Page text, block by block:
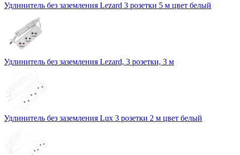
Удлинитель без заземления Lezard 3 розетки 5 м цвет белый
Удлинитель без заземления Lezard, 3 розетки, 3 м
Удлинитель без заземления Lux 3 розетки 2 м цвет белый